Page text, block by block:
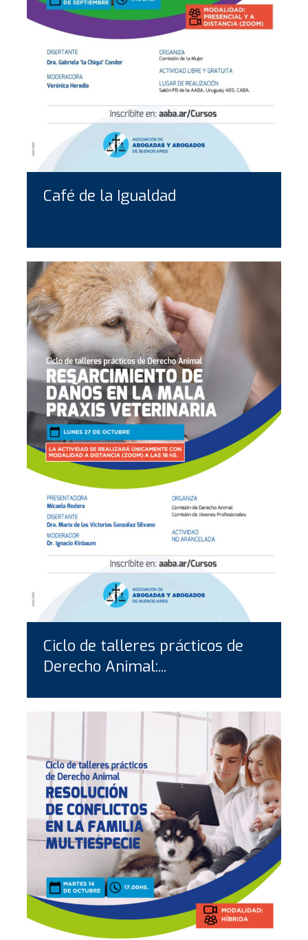
Café de la Igualdad
Ciclo de talleres prácticos de
Derecho Animal:...